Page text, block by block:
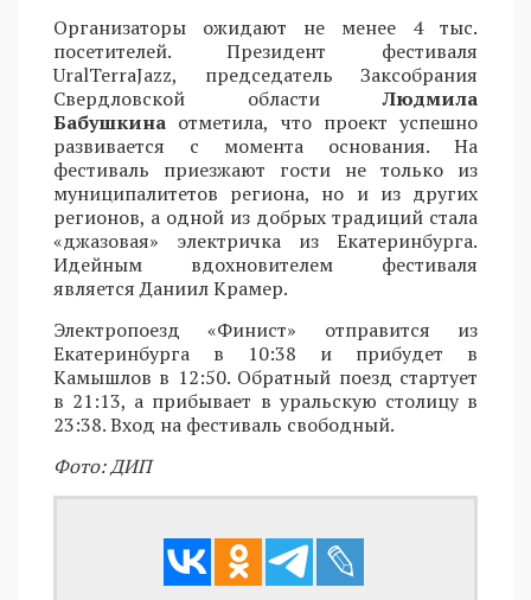
Организаторы ожидают не менее 4 тыс.
посетителей. Президент фестиваля
UralTerraJazz, председатель Заксобрания
Свердловской областиЛюдмила
Бабушкина отметила, что проект успешно
развивается с момента основания. На
фестиваль приезжают гости не только из
муниципалитетов региона, но и из других
регионов, а одной из добрых традиций стала
«джазовая» электричка из Екатеринбурга.
Идейным вдохновителем фестиваля
является Даниил Крамер.
Электропоезд «Финист» отправится из
Екатеринбурга в 10:38 и прибудет в
Камышлов в 12:50. Обратный поезд стартует
в 21:13, а прибывает в уральскую столицу в
23:38. Вход на фестиваль свободный.
Фото: ДИП